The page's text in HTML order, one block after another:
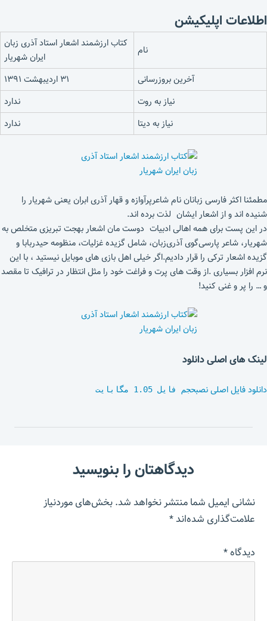
اطلاعات اپلیکیشن
نام
کتاب ارزشمند اشعار استاد آذری زبان
ایران شهریار
آخرین بروزرسانی
۳۱ اردیبهشت ۱۳۹۱
نیاز به روت
ندارد
نیاز به دیتا
ندارد
مطمئنا اکثر فارسی زبانان نام شاعرپرآوازه و قهار آذری ابران یعنی شهریار را
شنیده اند و از اشعار ایشان لذت برده اند.
در این پست برای همه اهالی ادبیات دوست مان اشعار بهجت تبریزی متخلص به
شهریار، شاعر پارسی‌گوی آذری‌زبان، شامل گزیده غزلیات، منظومه حیدربابا و
گزیده اشعار ترکی را قرار دادیم.اگر خیلی اهل بازی های موبایل نیستید ، با این
نرم افزار بسیاری .از وقت های پرت و فراغت خود را مثل انتظار در ترافیک تا مقصد
و … را پر و غنی کنید!
لینک های اصلی دانلود
دانلود فایل اصلی نصبحجم فایل 1.05 مگابایت
دیدگاهتان را بنویسید
نشانی ایمیل شما منتشر نخواهد شد.بخش‌های موردنیاز
علامت‌گذاری شده‌اند*
دیدگاه*